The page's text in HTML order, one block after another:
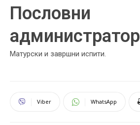
Пословни
администратор
Матурски и завршни испити.
Viber WhatsApp